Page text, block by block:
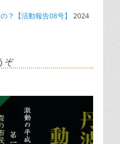
？【活動報告08号】
2024
ぞ